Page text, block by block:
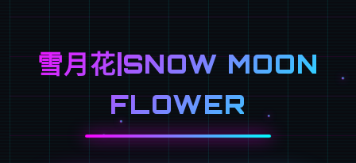
雪月花|SNOW MOON
FLOWER